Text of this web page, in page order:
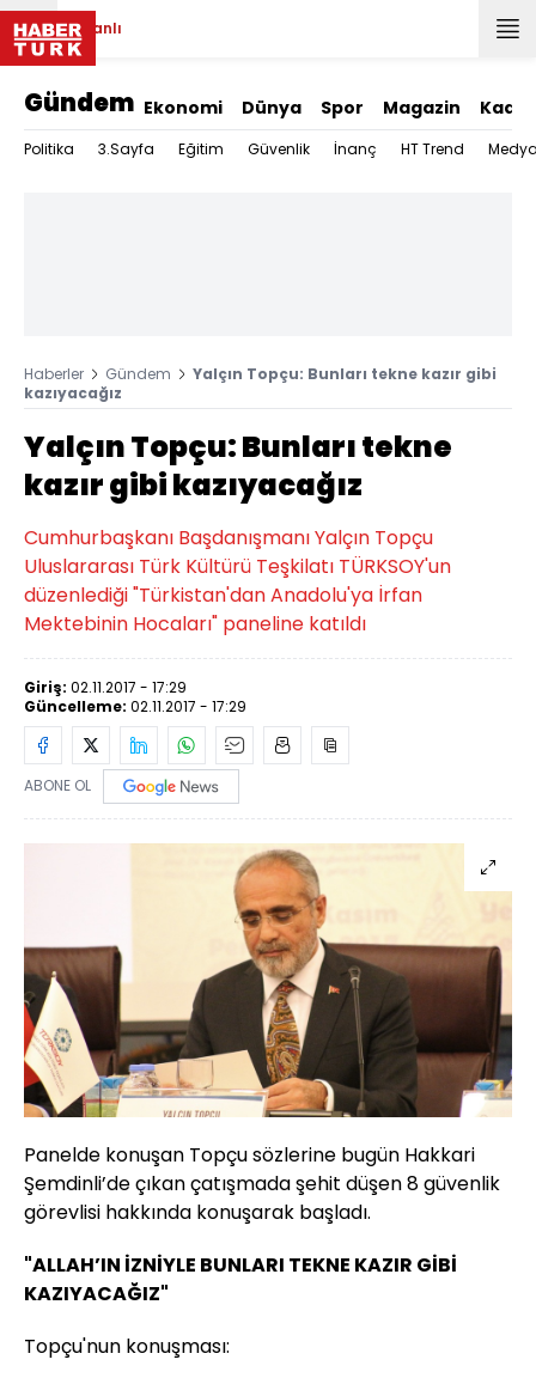
Canlı
Gündem Ekonomi Dünya Spor Magazin Kadın
Politika 3.Sayfa Eğitim Güvenlik İnanç HT Trend
Haberler Gündem
Yalçın Topçu: Bunları tekne kazır gibi
kazıyacağız
Yalçın Topçu: Bunları tekne
kazır gibi kazıyacağız
Cumhurbaşkanı Başdanışmanı Yalçın Topçu
Uluslararası Türk Kültürü Teşkilatı TÜRKSOY'un
düzenlediği "Türkistan'dan Anadolu'ya İrfan
Mektebinin Hocaları" paneline katıldı
Giriş: 02.11.2017 - 17:29
Güncelleme: 02.11.2017 - 17:29
ABONE OL
Panelde konuşan Topçu sözlerine bugün Hakkari
Şemdinli’de çıkan çatışmada şehit düşen 8 güvenlik
görevlisi hakkında konuşarak başladı.
"ALLAH’IN İZNİYLE BUNLARI TEKNE KAZIR GİBİ
KAZIYACAĞIZ"
Topçu'nun konuşması: